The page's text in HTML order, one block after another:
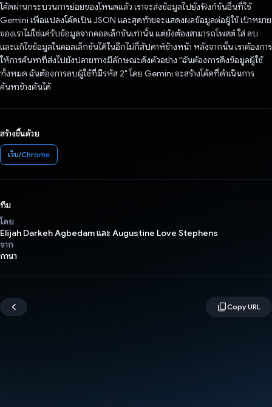
โค้ดผ่านกระบวนการย่อยของโหนดแล้ว เราจะส่งข้อมูลไปยังฟังก์ชันอื่นที่ใช้
Gemini เพื่อแปลงโค้ดเป็น JSON และสุดท้ายจะแสดงผลข้อมูลต่อผู้ใช้ เป้าหมาย
ของเราไม่ใช่แค่รับข้อมูลจากคอลเล็กชันเท่านั้น แต่ยังต้องสามารถโพสต์ ใส่ ลบ
และแก้ไขข้อมูลในคอลเล็กชันได้ในอีกไม่กี่สัปดาห์ข้างหน้า หลังจากนั้น เราต้องการ
ให้การค้นหาที่ส่งไปยังปลายทางมีลักษณะดังตัวอย่าง "ฉันต้องการดึงข้อมูลผู้ใช้
ทั้งหมด ฉันต้องการลบผู้ใช้ที่มีรหัส 2" โดย Gemini จะสร้างโค้ดที่ดําเนินการ
ค้นหาข้างต้นได้
สร้างขึ้นด้วย
เว็บ/Chrome
ทีม
โดย
Elijah Darkeh Agbedam และ Augustine Love Stephens
จาก
กานา